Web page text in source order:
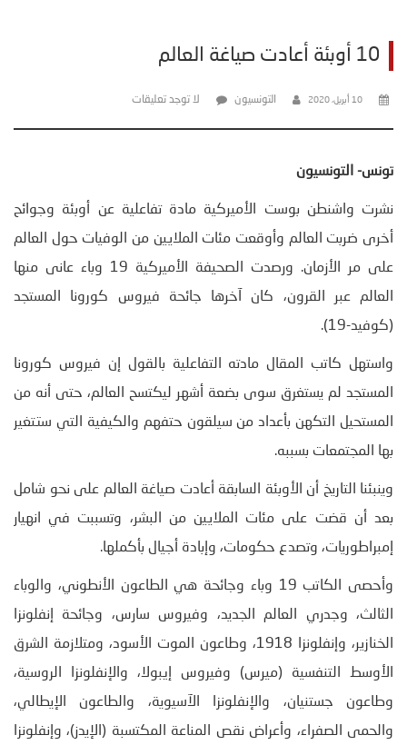
10 أوبئة أعادت صياغة العالم
10 أبريل، 2020 التونسيون لا توجد تعليقات
تونس- التونسيون
نشرت واشنطن بوست الأميركية مادة تفاعلية عن أوبئة وجوائح
أخرى ضربت العالم وأوقعت مئات الملايين من الوفيات حول العالم
على مر الأزمان. ورصدت الصحيفة الأميركية 19 وباء عانى منها
العالم عبر القرون، كان آخرها جائحة فيروس كورونا المستجد
(كوفيد-19).
واستهل كاتب المقال مادته التفاعلية بالقول إن فيروس كورونا
المستجد لم يستغرق سوى بضعة أشهر ليكتسح العالم، حتى أنه من
المستحيل التكهن بأعداد من سيلقون حتفهم والكيفية التي ستتغير
بها المجتمعات بسببه.
وينبئنا التاريخ أن الأوبئة السابقة أعادت صياغة العالم على نحو شامل
بعد أن قضت على مئات الملايين من البشر، وتسببت في انهيار
إمبراطوريات، وتصدع حكومات، وإبادة أجيال بأكملها.
وأحصى الكاتب 19 وباء وجائحة هي الطاعون الأنطوني، والوباء
الثالث، وجدري العالم الجديد، وفيروس سارس، وجائحة إنفلونزا
الخنازير، وإنفلونزا 1918، وطاعون الموت الأسود، ومتلازمة الشرق
الأوسط التنفسية (ميرس) وفيروس إيبولا، والإنفلونزا الروسية،
وطاعون جستنيان، والإنفلونزا الآسيوية، والطاعون الإيطالي،
والحمى الصفراء، وأعراض نقص المناعة المكتسبة (الإيدز)، وإنفلونزا